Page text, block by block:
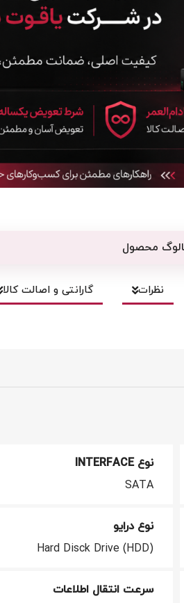
محصول
نظرات گارانتی و اصالت کالا
نوع INTERFACE
SATA
نوع درایو
Hard Disck Drive (HDD)
سرعت انتقال اطلاعات